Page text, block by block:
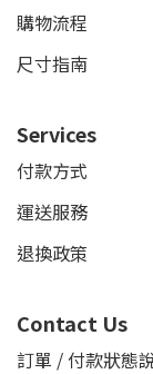
購物流程
尺寸指南
Services
付款方式
運送服務
退換政策
Contact Us
訂單 / 付款狀態